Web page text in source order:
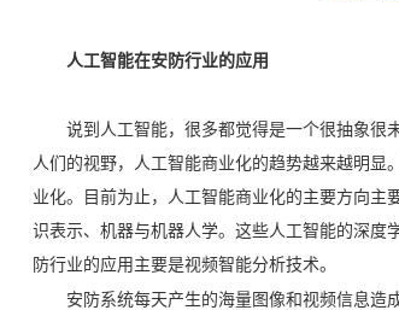
人工智能在安防行业的应用
说到人工智能，很多都觉得是一个很抽象很未
人们的视野，人工智能商业化的趋势越来越明显
业化。目前为止，人工智能商业化的主要方向主
识表示、机器与机器人学。这些人工智能的深度
防行业的应用主要是视频智能分析技术。
安防系统每天产生的海量图像和视频信息造成